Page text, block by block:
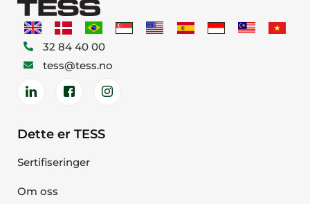
32 84 40 00
tess@tess.no
Dette er TESS
Sertifiseringer
Om oss